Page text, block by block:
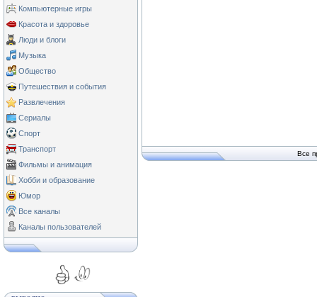
Компьютерные игры
Красота и здоровье
Люди и блоги
Музыка
Общество
Путешествия и события
Развлечения
Сериалы
Спорт
Транспорт
Фильмы и анимация
Хобби и образование
Юмор
Все каналы
Каналы пользователей
Все